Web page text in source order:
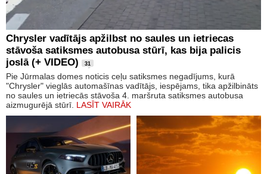
Chrysler vadītājs apžilbst no saules un ietriecas
stāvoša satiksmes autobusa stūrī, kas bija palicis
joslā (+ VIDEO)
31
Pie Jūrmalas domes noticis ceļu satiksmes negadījums, kurā
"Chrysler" vieglās automašīnas vadītājs, iespējams, tika apžilbināts
no saules un ietriecās stāvoša 4. maršruta satiksmes autobusa
aizmugurējā stūrī. LASĪT VAIRĀK